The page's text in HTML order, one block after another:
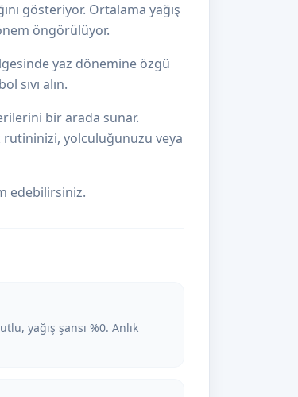
gösteriyor. Ortalama yağış
öngörülüyor.
yaz dönemine özgü
sıvı alın.
bir arada sunar.
yolculuğunuzu veya
edebilirsiniz.
yağış şansı %0. Anlık